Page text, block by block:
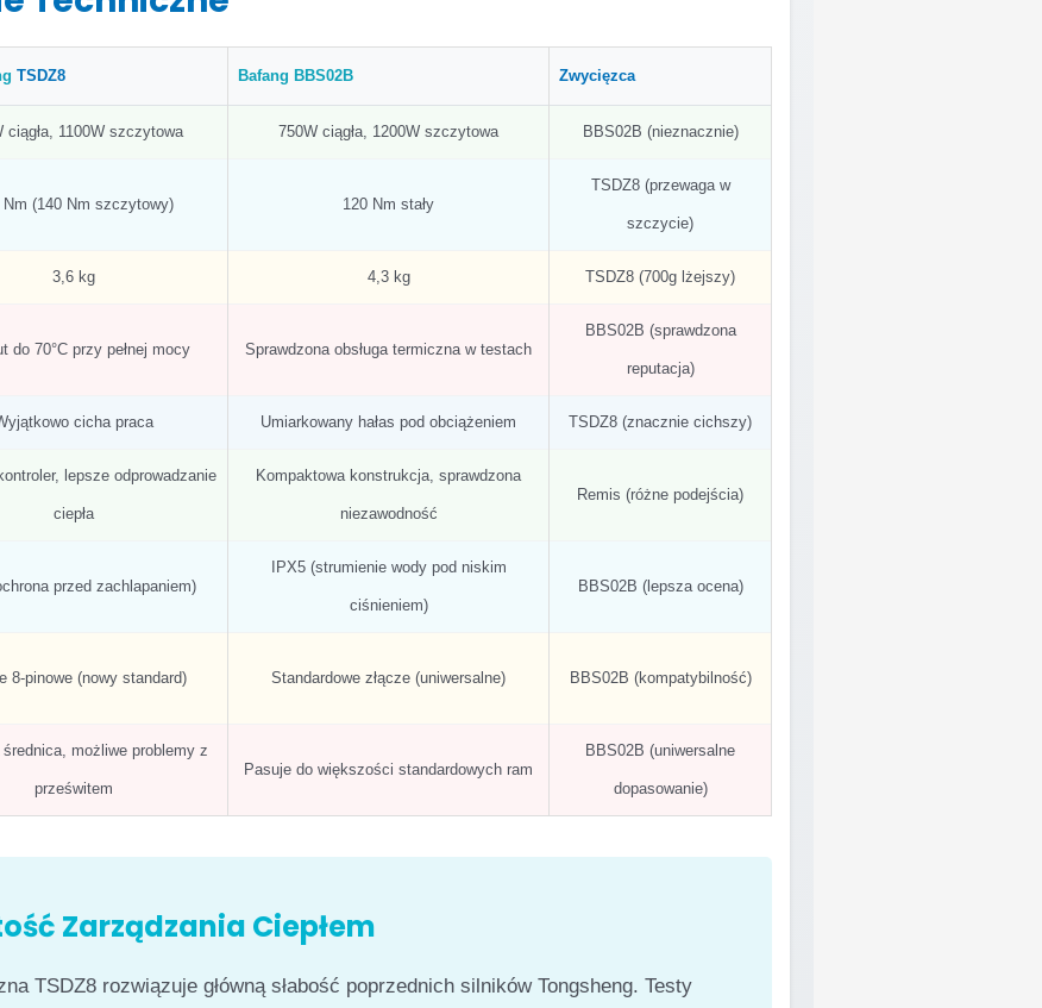
TSDZ8 Bafang BBS02B Zwycięzca
ciągła, 1100W szczytowa 750W ciągła, 1200W szczytowa BBS02B (nieznacznie)
Nm (140 Nm szczytowy) 120 Nm stały
TSDZ8 (przewaga w
szczycie)
3,6 kg 4,3 kg TSDZ8 (700g lżejszy)
do 70°C przy pełnej mocy Sprawdzona obsługa termiczna w testach
BBS02B (sprawdzona
reputacja)
cicha praca Umiarkowany hałas pod obciążeniem TSDZ8 (znacznie cichszy)
lepsze odprowadzanie
ciepła
Kompaktowa konstrukcja, sprawdzona
niezawodność
Remis (różne podejścia)
przed zachlapaniem)
IPX5 (strumienie wody pod niskim
ciśnieniem)
BBS02B (lepsza ocena)
8-pinowe (nowy standard) Standardowe złącze (uniwersalne) BBS02B (kompatybilność)
możliwe problemy z
prześwitem
Pasuje do większości standardowych ram
BBS02B (uniwersalne
dopasowanie)
Zarządzania Ciepłem
TSDZ8 rozwiązuje główną słabość poprzednich silników Tongsheng. Testy